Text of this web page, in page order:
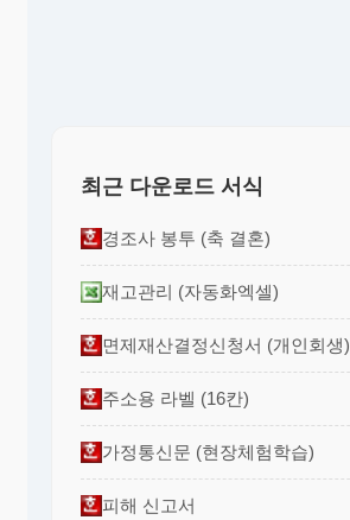
최근 다운로드 서식
경조사 봉투 (축 결혼)
재고관리 (자동화엑셀)
면제재산결정신청서 (개인회생)
주소용 라벨 (16칸)
가정통신문 (현장체험학습)
피해 신고서